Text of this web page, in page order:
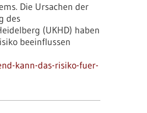
Die Ursachen der
des
(UKHD) haben
beeinflussen
kann-das-risiko-fuer-